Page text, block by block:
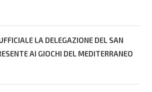
LA DELEGAZIONE DEL SAN
AI GIOCHI DEL MEDITERRANEO